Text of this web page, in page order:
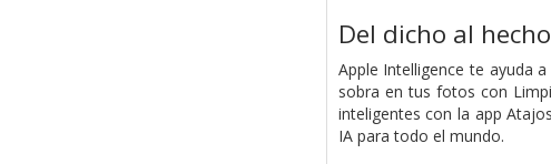
Del dicho al
Apple Intelligence te ayuda
sobra en tus fotos con
inteligentes con la app
IA para todo el mundo.